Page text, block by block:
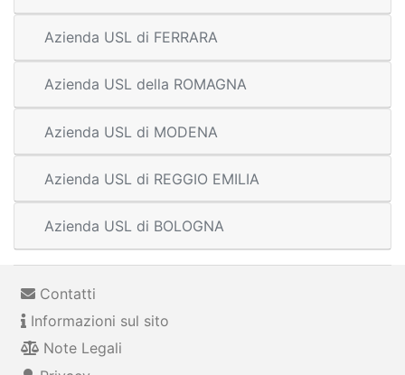
Azienda USL di FERRARA
Azienda USL della ROMAGNA
Azienda USL di MODENA
Azienda USL di REGGIO EMILIA
Azienda USL di BOLOGNA
Contatti
Informazioni sul sito
Note Legali